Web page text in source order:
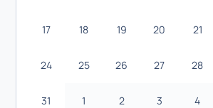
17 18 19 20 21
24 25 26 27 28
31 1 2 3 4